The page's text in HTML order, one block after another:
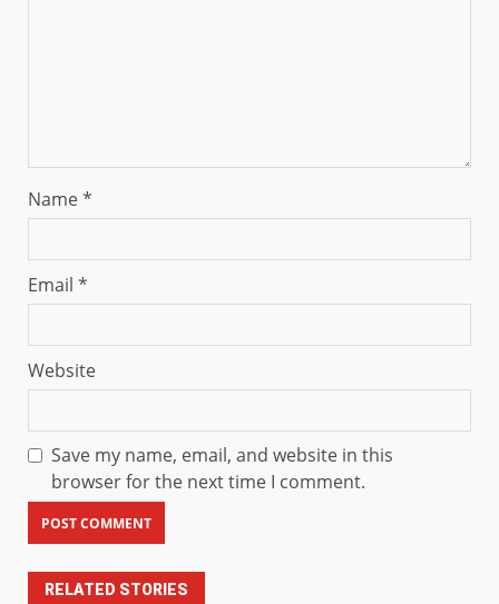
Name*
Email *
Website
Save my name, email, and website in this
browser for the next time I comment.
RELATED STORIES